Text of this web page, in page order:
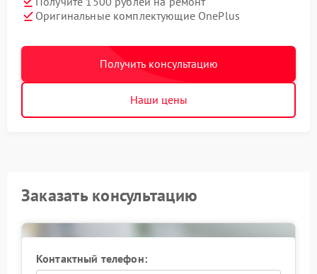
Оригинальные комплектующие OnePlus
Получить консультацию
Наши цены
Заказать консультацию
Контактный телефон: